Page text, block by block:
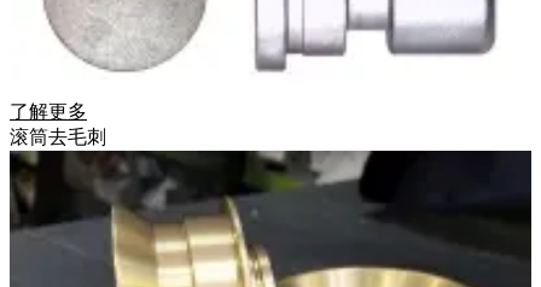
了解更多
滚筒去毛刺